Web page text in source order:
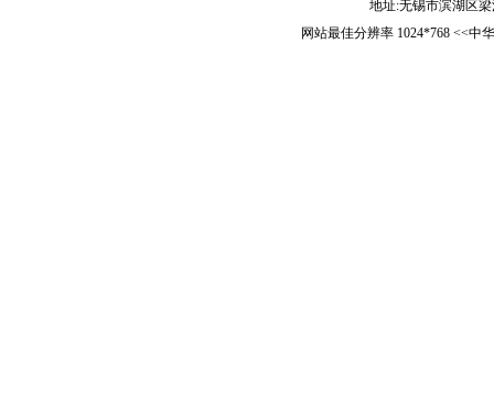
地址:无锡市滨湖区梁
网站最佳分辨率 1024*768 <<中